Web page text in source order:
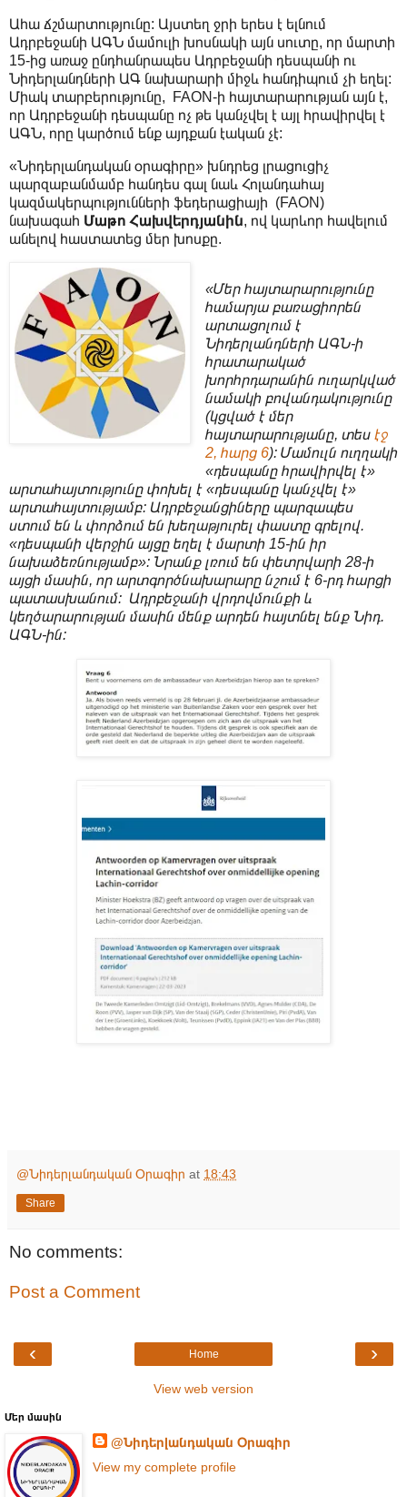
Ահա ճշմարտությունը: Այստեղ ջրի երես է ելնում
Ադրբեջանի ԱԳՆ մամուլի խոսնակի այն սուտը, որ մարտի
15-ից առաջ ընդհանրապես Ադրբեջանի դեսպանի ու
Նիդերլանդների ԱԳ նախարարի միջև հանդիպում չի եղել:
Միակ տարբերությունը, FAON-ի հայտարարության այն է,
որ Ադրբեջանի դեսպանը ոչ թե կանչվել է այլ հրավիրվել է
ԱԳՆ, որը կարծում ենք այդքան էական չէ:
«Նիդերլանդական օրագիրը» խնդրեց լրացուցիչ
պարզաբանմամբ հանդես գալ նաև Հոլանդահայ
կազմակերպությունների ֆեդերացիայի (FAON)
նախագահ Մաթո Հախվերդյանին, ով կարևոր հավելում
անելով հաստատեց մեր խոսքը.
«Մեր հայտարարությունը
համարյա բառացիորեն
արտացոլում է
Նիդերլանդների ԱԳՆ-ի
հրատարակած
խորհրդարանին ուղարկված
նամակի բովանդակությունը
(կցված է մեր
հայտարարությանը, տես էջ
2, հարց 6): Մամուլն ուղղակի
«դեսպանը հրավիրվել է»
արտահայտությունը փոխել է «դեսպանը կանչվել է»
արտահայտությամբ: Ադրբեջանցիները պարզապես
ստում են և փորձում են խեղաթյուրել փաստը գրելով.
«դեսպանի վերջին այցը եղել է մարտի 15-ին իր
նախաձեռնությամբ»: Նրանք լռում են փետրվարի 28-ի
այցի մասին, որ արտգործնախարարը նշում է 6-րդ հարցի
պատասխանում: Ադրբեջանի վրդովմունքի և
կեղծարարության մասին մենք արդեն հայտնել ենք Նիդ.
ԱԳՆ-ին:
@Նիդերլանդական Օրագիր at 18:43
Share
No comments:
Post a Comment
‹ ›
Home
View web version
Մեր մասին
@Նիդերլանդական Օրագիր
View my complete profile